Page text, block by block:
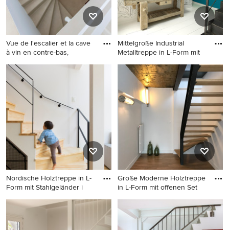
Vue de l'escalier et la cave
à vin en contre-bas,
Mittelgroße Mediterrane
Betontreppe in L-Form mit
Beton-Setzstufen und
Stahlgeländer in Nizza
Mittelgroße Industrial
Metalltreppe in L-Form mit
Mittelgroße Industrial
Metalltreppe in L-Form mit
Metall-Setzstufen in Paris
Nordische Holztreppe in L-
Form mit Stahlgeländer i
Nordische Holztreppe in L-
Yokohama
Große Moderne Holztreppe
in L-Form mit offenen Set
Große Moderne Holztreppe
in L-Form mit offenen
Setzstufen in Lyon